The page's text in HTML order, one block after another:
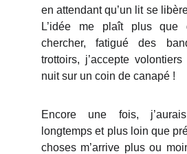
en attendant qu’un lit se
L’idée me plaît plus que
chercher, fatigué des
trottoirs, j’accepte
nuit sur un coin de canapé !
Encore une fois,
longtemps et plus loin que
choses m’arrive plus ou